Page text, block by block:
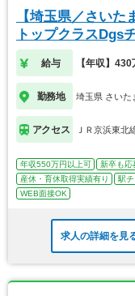
【埼玉県／さい
トップクラスDgs
給与 【年収】
勤務地 埼玉県 さいた
アクセス ＪＲ京浜東北
年収550万円以上可 新卒も応
産休・育休取得実績有り
駅チ
WEB面接OK
求人の詳細を見